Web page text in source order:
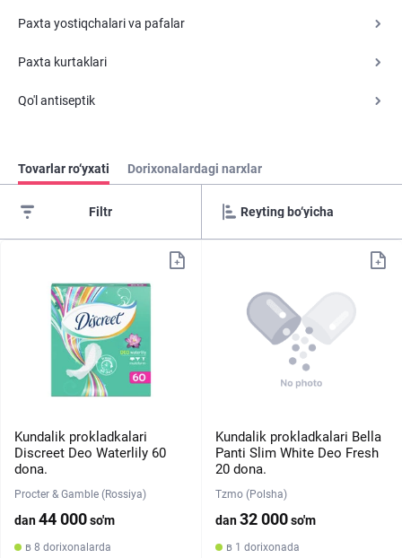
Paxta yostiqchalari va pafalar
Paxta kurtaklari
Qo'l antiseptik
Tovarlar ro‘yxati Dorixonalardagi narxlar
Filtr
Kundalik prokladkalari
Discreet Deo Waterlily 60
dona.
Procter & Gamble (Rossiya)
dan44 000so'm
в 8 dorixonalarda
Kundalik prokladkalari Bella
Panti Slim White Deo Fresh
20 dona.
Tzmo (Polsha)
dan32 000so'm
в 1 dorixonada